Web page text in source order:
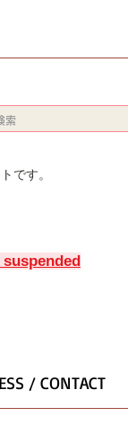
です。
/ CONTACT